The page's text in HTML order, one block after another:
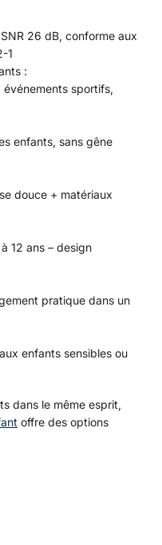
26 dB, conforme aux
1
:
événements sportifs,
enfants, sans gêne
douce + matériaux
12 ans – design
pratique dans un
enfants sensibles ou
dans le même esprit,
offre des options